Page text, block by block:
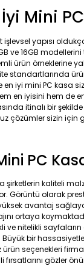
İyi Mini
işlevsel yapısı
ve 16GB
ürün örneklerine
standartlarında
en iyi mini PC kasa
en iyisini hem de
itinalı bir
çözümler sizin için
PC
şirketlerin kaliteli
Görüntü olarak
avantaj
ortaya
ve nitelikli
bir hassasiyetle
ürün seçenekleri
fırsatlarını gözler